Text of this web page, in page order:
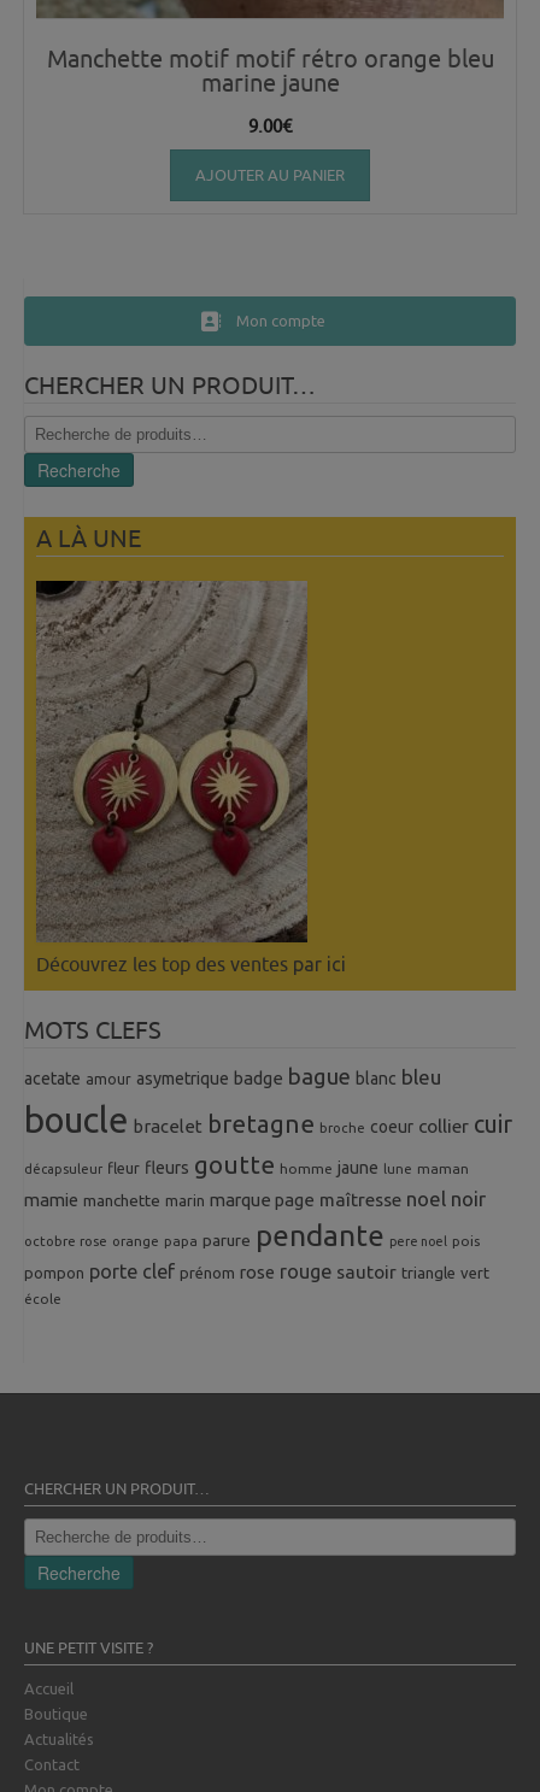
Manchette motif motif rétro orange bleu
marine jaune
9.00€
AJOUTER AU PANIER
Mon compte
CHERCHER UN PRODUIT…
Recherche
pour :
Recherche
A LÀ UNE
Découvrez les top des ventes par ici
MOTS CLEFS
acetate amour asymetrique badge bague blanc bleu
boucle bracelet bretagne broche coeur collier cuir
décapsuleur fleur fleurs goutte homme jaune lune maman
mamie manchette marin marque page maîtresse noel noir
octobre rose orange papa parure pendante pere noel pois
pompon porte clef prénom rose rouge sautoir triangle vert
école
CHERCHER UN PRODUIT…
Recherche
pour :
Recherche
UNE PETIT VISITE ?
Accueil
Boutique
Actualités
Contact